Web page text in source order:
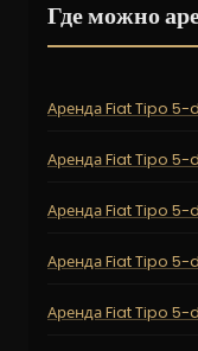
Где можно
Аренда Fiat Tipo
Аренда Fiat Tipo
Аренда Fiat Tipo
Аренда Fiat Tipo 5-
Аренда Fiat Tipo 5-